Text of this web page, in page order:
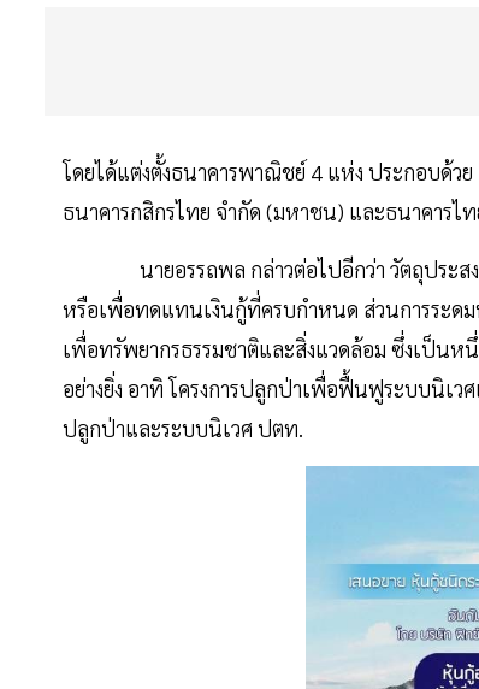
โดยได้แต่งตั้งธนาคารพาณิชย์ 4 แห่ง ประกอบด้ว
ธนาคารกสิกรไทย จำกัด (มหาชน) และธนาคาร
นายอรรถพล กล่าวต่อไปอีกว่า วัตถุประสงค์
หรือเพื่อทดแทนเงินกู้ที่ครบกำหนด ส่วนการระ
เพื่อทรัพยากรธรรมชาติและสิ่งแวดล้อม ซึ่งเป็นห
อย่างยิ่ง อาทิ โครงการปลูกป่าเพื่อฟื้นฟูระบบนิเว
ปลูกป่าและระบบนิเวศ ปตท.